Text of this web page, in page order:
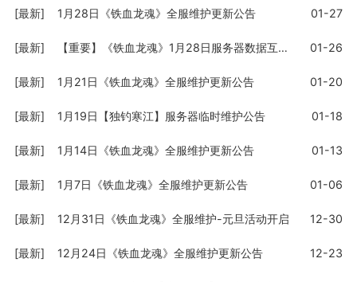
[最新] 1月28日《铁血龙魂》全服维护更新公告 01-27
[最新] 【重要】《铁血龙魂》1月28日服务器数据互通公告 01-26
[最新] 1月21日《铁血龙魂》全服维护更新公告 01-20
[最新] 1月19日【独钓寒江】服务器临时维护公告 01-18
[最新] 1月14日《铁血龙魂》全服维护更新公告 01-13
[最新] 1月7日《铁血龙魂》全服维护更新公告 01-06
[最新] 12月31日《铁血龙魂》全服维护-元旦活动开启 12-30
[最新] 12月24日《铁血龙魂》全服维护更新公告 12-23